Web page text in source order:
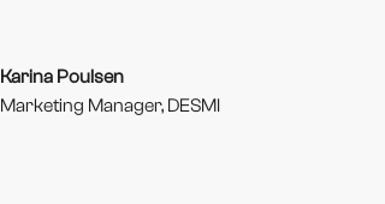
Karina Poulsen
Marketing Manager, DESMI